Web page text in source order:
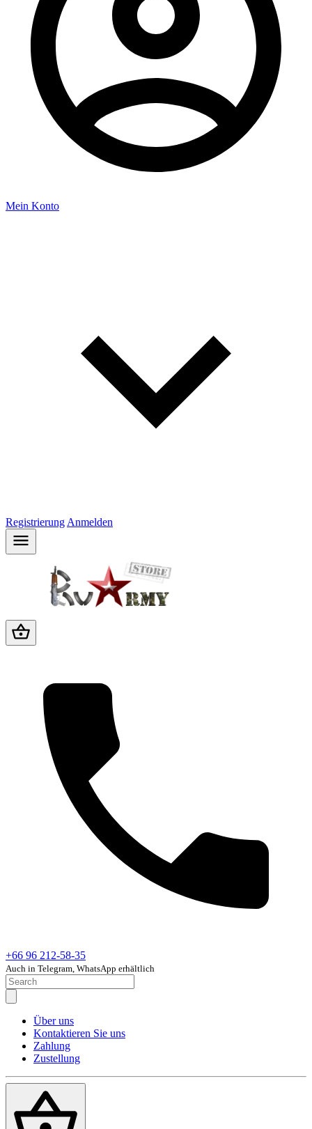
Mein Konto
Registrierung Anmelden
+66 96 212-58-35
Auch in Telegram, WhatsApp erhältlich
Über uns
Kontaktieren Sie uns
Zahlung
Zustellung